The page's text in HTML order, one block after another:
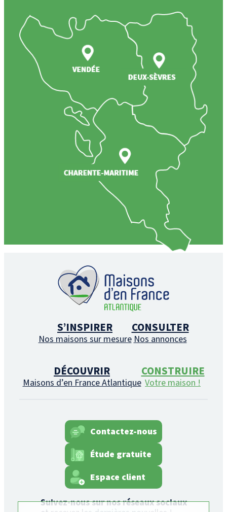
S’INSPIRER
Nos maisons sur mesure
CONSULTER
Nos annonces
DÉCOUVRIR
Maisons d’en France Atlantique
CONSTRUIRE
Votre maison !
Suivez-nous sur nos réseaux sociaux
Contactez-nous
Étude gratuite
Espace client